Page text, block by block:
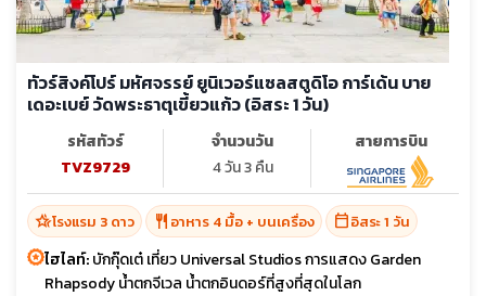
ทัวร์สิงค์โปร์ มหัศจรรย์ ยูนิเวอร์แซลสตูดิโอ การ์เด้น บาย
เดอะเบย์ วัดพระธาตุเขี้ยวแก้ว (อิสระ 1 วัน)
รหัสทัวร์
TVZ9729
จำนวนวัน
4 วัน 3 คืน
สายการบิน
hotel_classโรงแรม 3 ดาว restaurant อาหาร 4 มื้อ + บนเครื่อง calendar_todayอิสระ 1 วัน
ไฮไลท์:บักกุ๊ดเต๋ เที่ยว Universal Studios การแสดง Garden
Rhapsody น้ำตกจีเวล น้ำตกอินดอร์ที่สูงที่สุดในโลก